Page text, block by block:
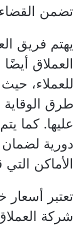
تضمن
يهتم فريق
العملاق
للعملاء،
طرق الوقاية
عليها. كما
دورية
الأماكن
تعتبر
شركة